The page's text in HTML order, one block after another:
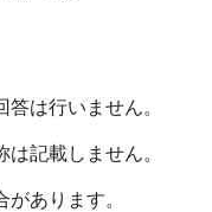
は行いません。
記載しません。
あります。